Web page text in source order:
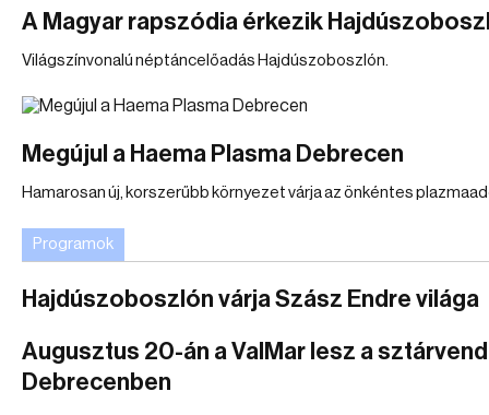
A Magyar rapszódia érkezik
Világszínvonalú néptáncelőadás Hajdúszoboszlón.
Megújul a Haema Plasma Debrecen
Hamarosan új, korszerűbb környezet várja az önkéntes
Programok
Hajdúszoboszlón várja Szász Endre világa
Augusztus 20-án a ValMar lesz a
Debrecenben